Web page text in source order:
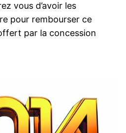
vous d’avoir les
pour rembourser ce
par la concession